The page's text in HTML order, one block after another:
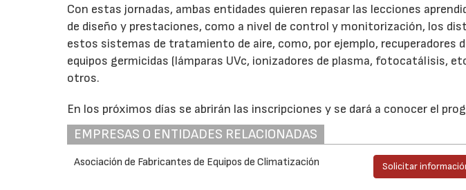
Con estas jornadas, ambas entidades quieren repasar las lecciones
de diseño y prestaciones, como a nivel de control y monitorización, los
estos sistemas de tratamiento de aire, como, por ejemplo, recuperadores
equipos germicidas (lámparas UVc, ionizadores de plasma, fotocatálisis,
otros.
En los próximos días se abrirán las inscripciones y se dará a conocer el
EMPRESAS O ENTIDADES RELACIONADAS
Asociación de Fabricantes de Equipos de Climatización Solicitar